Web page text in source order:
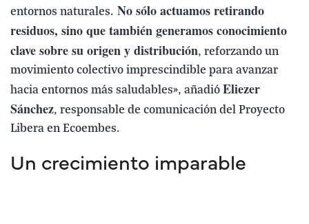
entornos naturales. No sólo actuamos retirando
residuos, sino que también generamos conocimiento
clave sobre su origen y distribución, reforzando un
movimiento colectivo imprescindible para avanzar
hacia entornos más saludables», añadió Eliezer
Sánchez, responsable de comunicación del Proyecto
Libera en Ecoembes.
Un crecimiento imparable